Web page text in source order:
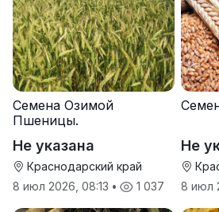
Семена Озимой
Пшеницы.
Не указана
Краснодарский край
8 июл 2026, 08:13 • 1 037
Не
8 июл